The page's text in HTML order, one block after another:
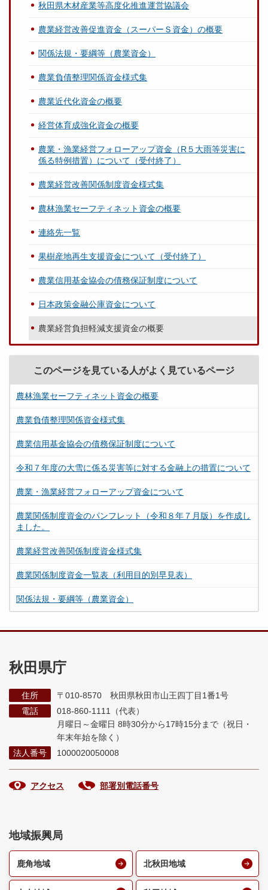
秋田県木材産業等高度化推進運営協議会
農業経営改善促進資金（スーパーＳ資金）の概要
関係法規・要綱等（農業資金）
農業負債整理関係資金様式集
農業近代化資金の概要
経営体育成強化資金の概要
農業・漁業経営フォローアップ資金（R５大雨等災害に
係る特例措置）について（受付終了）
農業経営改善関係制度資金様式集
農林漁業セーフティネット資金の概要
連絡先一覧
果樹産地再生支援資金について（受付終了）
農業信用基金協会の債務保証制度について
日本政策金融公庫資金について
農業経営負担軽減支援資金の概要
このページを見ている人がよく見ているページ
農林漁業セーフティネット資金の概要
農業負債整理関係資金様式集
農業信用基金協会の債務保証制度について
令和７年度の大雪に係る災害等に対する金融上の措置について
農業・漁業経営フォローアップ資金について
農業関係制度資金のパンフレット（令和８年７月版）を作成し
ました。
農業経営改善関係制度資金様式集
農業関係制度資金一覧表（利用目的別早見表）
関係法規・要綱等（農業資金）
秋田県庁
住所
〒010-8570 秋田県秋田市山王四丁目1番1号
電話
018-860-1111（代表）
月曜日～金曜日 8時30分から17時15分まで （祝日・
年末年始を除く）
法人番号
1000020050008
アクセス 部署別電話番号
地域振興局
鹿角地域 北秋田地域